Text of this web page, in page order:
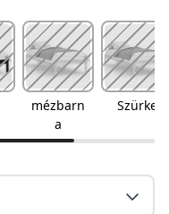
mézbarn
a
Szürke